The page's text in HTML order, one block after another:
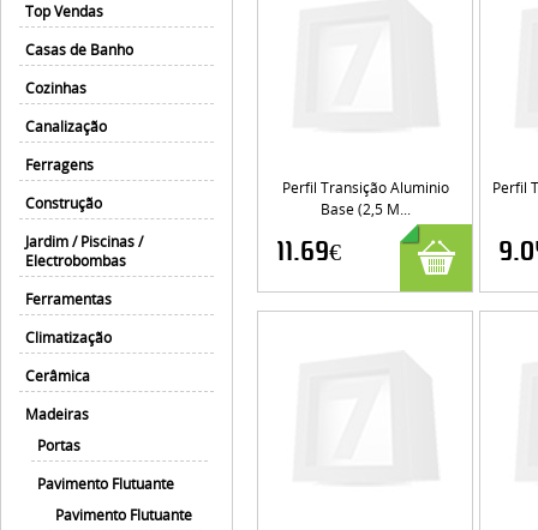
Top Vendas
Casas de Banho
Cozinhas
Canalização
Ferragens
Construção
Jardim / Piscinas /
Electrobombas
Ferramentas
Climatização
Cerâmica
Madeiras
Portas
Pavimento Flutuante
Pavimento Flutuante
Perfil Transição Aluminio
Base (2,5 M...
11.69€
Perfil